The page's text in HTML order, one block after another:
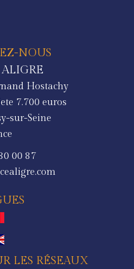
NOUS
Hostachy
7.700 euros
sur-Seine
00 87
LES RÉSEAUX